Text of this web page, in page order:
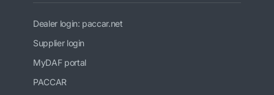
Dealer login: paccar.net
Supplier login
MyDAF portal
PACCAR